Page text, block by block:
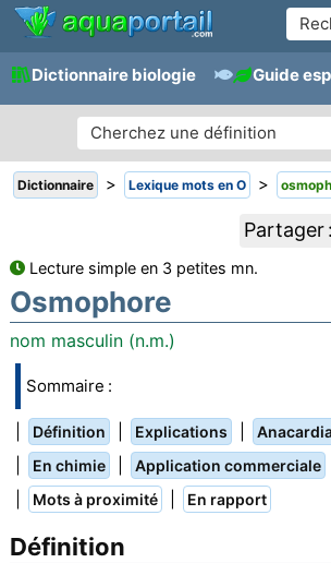
Dictionnaire biologie Guide
Dictionnaire > Lexique mots en O >
Partager
Lecture simple en 3 petites mn.
Osmophore
nom masculin (n.m.)
Sommaire :
Définition Explications
En chimie Application commerciale
Mots à proximité En rapport
Définition